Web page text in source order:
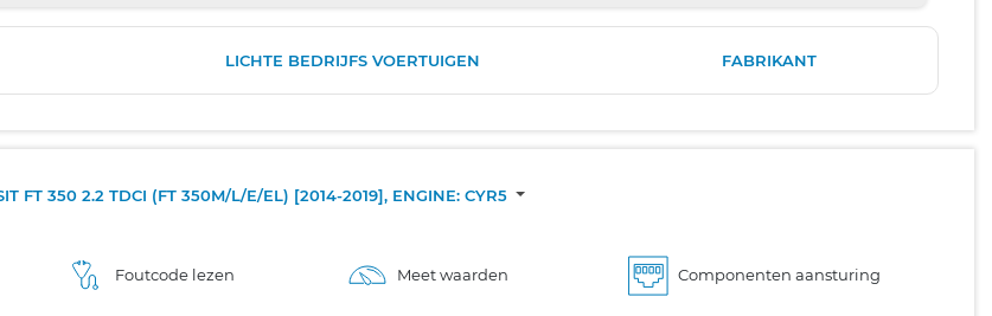
LICHTE BEDRIJFS VOERTUIGEN FABRIKANT
FT 350 2.2 TDCI (FT 350M/L/E/EL) [2014-2019], ENGINE: CYR5
Foutcode lezen Meet waarden Componenten aansturing